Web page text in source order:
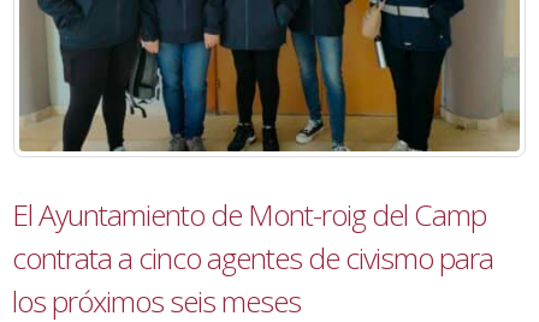
El Ayuntamiento de Mont-roig del Camp
contrata a cinco agentes de civismo para
los próximos seis meses